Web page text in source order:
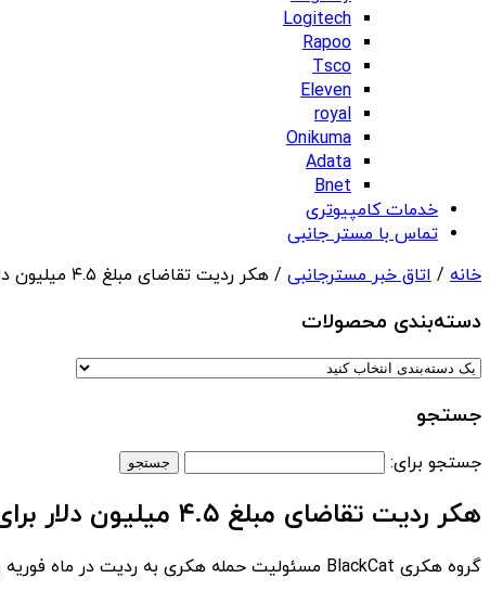
Logitech
Rapoo
Tsco
Eleven
royal
Onikuma
Adata
Bnet
خدمات کامپیوتری
تماس با مستر جانبی
خانه / اتاق خبر مسترجانبی / هکر ردیت تقاضای مبلغ ۴.۵ میلیون دلار برای جلوگیری از انتشار داده های این شرکت کرد
دسته‌بندی‌ محصولات
جستجو
جستجو برای:
هکر ردیت تقاضای مبلغ ۴.۵ میلیون دلار برای جلوگیری از انتشار داده های این شرکت کرد
گروه هکری BlackCat مسئولیت حمله هکری به ردیت در ماه فوریه را بر عهده گرفته است و حالا درخواست ۴.۵ میلیون دلار برای جلوگیری از انتشار ۸۰ گیگابایت از داده‌های این شرکت کرده ست.